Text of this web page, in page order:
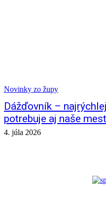
Novinky zo župy
Dážďovník –
potrebuje aj naše
4. júla 2026